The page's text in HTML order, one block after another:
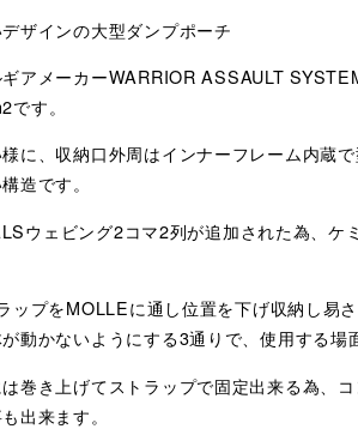
ザインの大型ダンプポーチ
アメーカーWARRIOR ASSAULT
す。
に、収納口外周はインナーフレーム内蔵
造です。
ウェビング2コマ2列が追加された為、
ップをMOLLEに通し位置を下げ収納し易
動かないようにする3通りで、使用する場
巻き上げてストラップで固定出来る為、
出来ます。